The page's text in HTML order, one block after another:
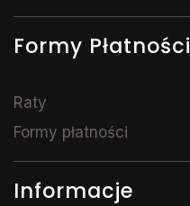
Formy Płatności
Raty
Formy płatności
Informacje